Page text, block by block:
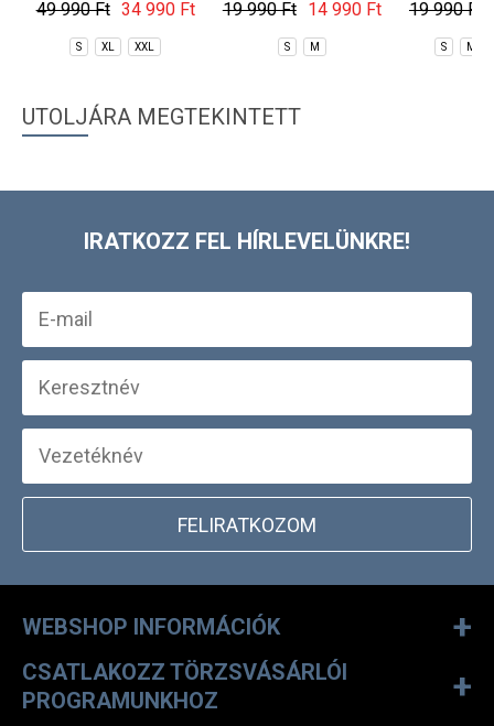
49 990 Ft 34 990 Ft
S XL XXL
Jacket
19 990 Ft 14 990 Ft
S M
19 990 Ft
S M
UTOLJÁRA MEGTEKINTETT
IRATKOZZ FEL HÍRLEVELÜNKRE!
FELIRATKOZOM
WEBSHOP INFORMÁCIÓK +
CSATLAKOZZ TÖRZSVÁSÁRLÓI
PROGRAMUNKHOZ
+